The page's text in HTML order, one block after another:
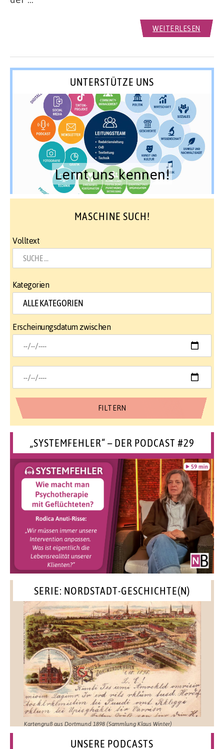
WEITERLESEN
UNTERSTÜTZE UNS
Lernt uns kennen!
MASCHINE SUCH!
Volltext
Kategorien
Erscheinungsdatum zwischen
„SYSTEMFEHLER“ – DER PODCAST #29
SERIE: NORDSTADT-GESCHICHTE(N)
Kartengruß aus Dortmund 1898 (Sammlung Klaus Winter)
UNSERE PODCASTS